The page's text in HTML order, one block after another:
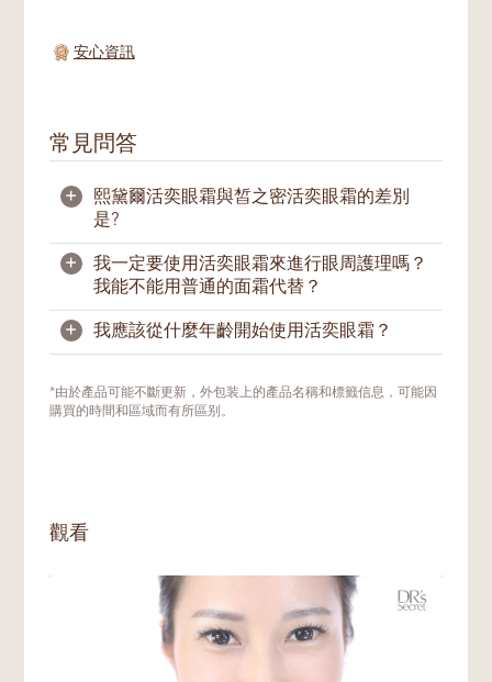
安心資訊
常見問答
+
熙黛爾活奕眼霜與皙之密活奕眼霜的差別
是?
1.更好吸收
3.以豆漿發酵產物濾液取代舊版配方的水解
煥然一新的護膚體驗。
+
我一定要使用活奕眼霜來進行眼周護理嗎？
我能不能用普通的面霜代替？
眼周的皮膚比較薄，因此也更脆弱。使用一般
我們建議您使用活奕眼霜或專門針對眼周肌膚
護理的眼部產品。
+ 我應該從什麼年齡開始使用活奕眼霜？
是否使用產品，應依照個人的肌膚情況和需
求。如果您非常滿意自己目前的肌膚狀態，可
常熬夜等因素，都會漸漸傷害及影響包括眼周
幫助鎖住肌膚的年輕狀態，最為理想。尤其眼
周肌膚，黑眼圈和細紋一旦形成，問題都較為
頑固，難以解決。
*由於產品可能不斷更新，外包装上的產品名稱和標籤信息，可能因
購買的時間和區域而有所區别。
觀看